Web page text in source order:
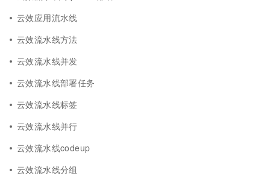
云效应用流水线
云效流水线方法
云效流水线并发
云效流水线部署任务
云效流水线标签
云效流水线并行
云效流水线codeup
云效流水线分组